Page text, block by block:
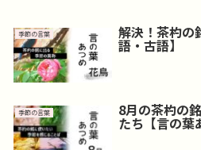
季節の言葉 解決！茶杓の
語・古語】
季節の言葉 8月の茶杓の
たち【言の葉